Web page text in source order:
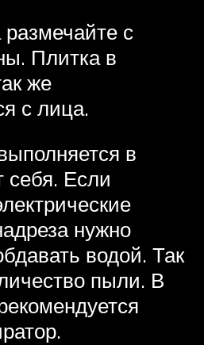
с
Плитка в
же
с лица.
в
себя. Если
нужно
водой. Так
пыли. В